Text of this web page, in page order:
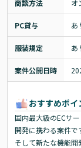
商談方法 オ
PC貸与 あ
服装規定 あ
案件公開日時
おすすめポイ
国内最大級のECサ
開発に携わる案件で
そして新たな機能